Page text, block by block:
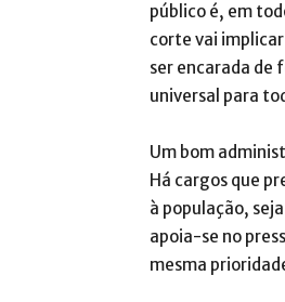
público é, em
corte vai
ser encarada de
universal para
Um bom
Há cargos que
à população,
apoia-se no
mesma